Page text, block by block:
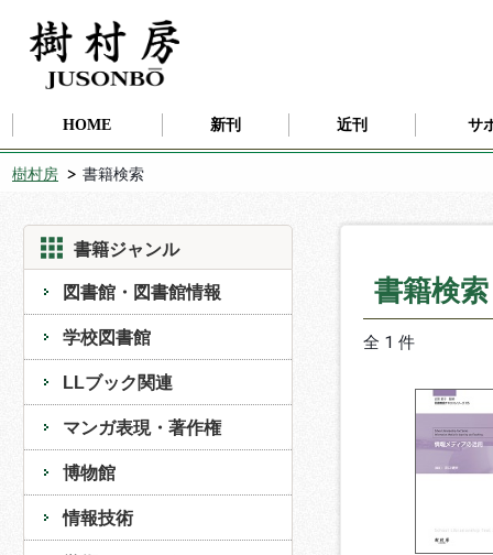
HOME 新刊 近刊 サ
樹村房 書籍検索
書籍ジャンル
図書館・図書館情報
学校図書館
LLブック関連
マンガ表現・著作権
博物館
情報技術
書籍検
全 1 件